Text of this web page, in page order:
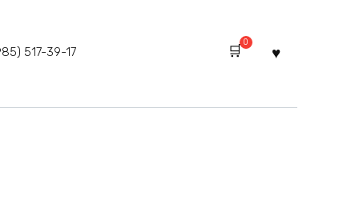
517-39-17
0